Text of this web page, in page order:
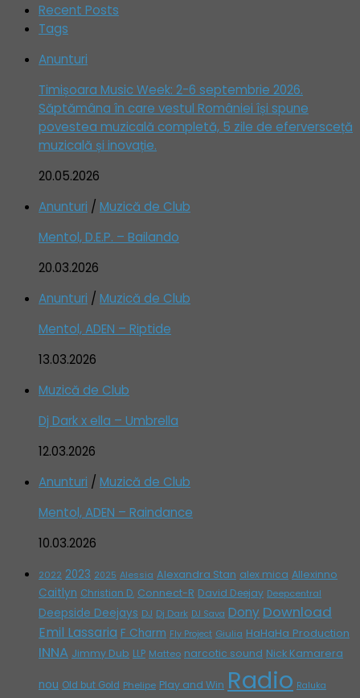
Recent Posts
Tags
Anunturi
Timișoara Music Week: 2-6 septembrie 2026.
Săptămâna în care vestul României își spune
povestea muzicală completă, 5 zile de eferversceță
muzicală și inovație.
20.05.2026
Anunturi / Muzică de Club
Mentol, D.E.P. – Bailando
20.03.2026
Anunturi / Muzică de Club
Mentol, ADEN – Riptide
13.03.2026
Muzică de Club
Dj Dark x ella – Umbrella
12.03.2026
Anunturi / Muzică de Club
Mentol, ADEN – Raindance
10.03.2026
2022 2023 2025 Alessia Alexandra Stan alex mica Allexinno
Caitlyn Christian D. Connect-R David Deejay Deepcentral
Deepside Deejays DJ Dj Dark DJ Sava Dony Download
Emil Lassaria F Charm Fly Project Giulia HaHaHa Production
INNA Jimmy Dub LLP Matteo narcotic sound Nick Kamarera
nou Old but Gold Phelipe Play and Win Radio Raluka